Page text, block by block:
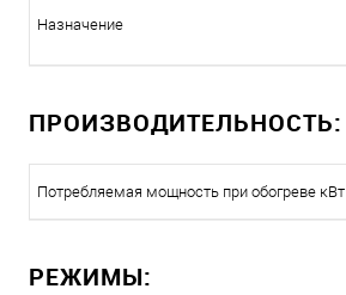
Назначение
ПРОИЗВОДИТЕЛЬНОСТЬ:
Потребляемая мощность при обогреве кВт
РЕЖИМЫ: